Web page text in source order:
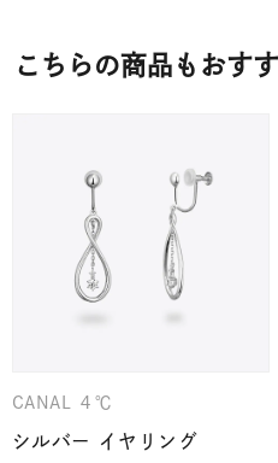
こちらの商品もおす
CANAL ４℃
シルバー イヤリング